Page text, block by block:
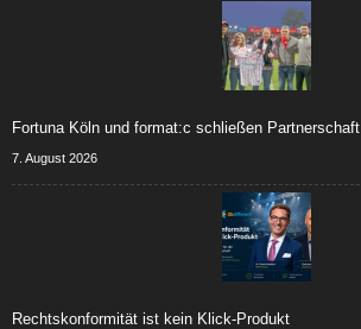
Fortuna Köln und format:c schließen Partnerschaft
7. August 2026
Rechtskonformität ist kein Klick-Produkt